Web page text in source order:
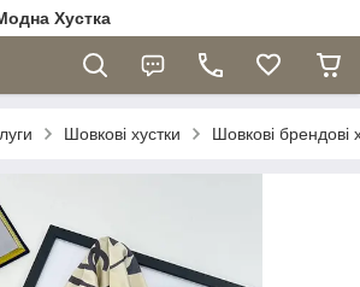
Хустка
Шовкові хустки Шовкові брендові